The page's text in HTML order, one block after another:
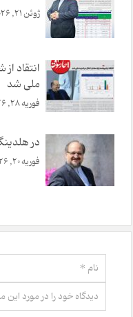
ژوئن 21, 2026
انتقاد
ملی شد
فوریه 28, 2026
در
فوریه 20, 2026